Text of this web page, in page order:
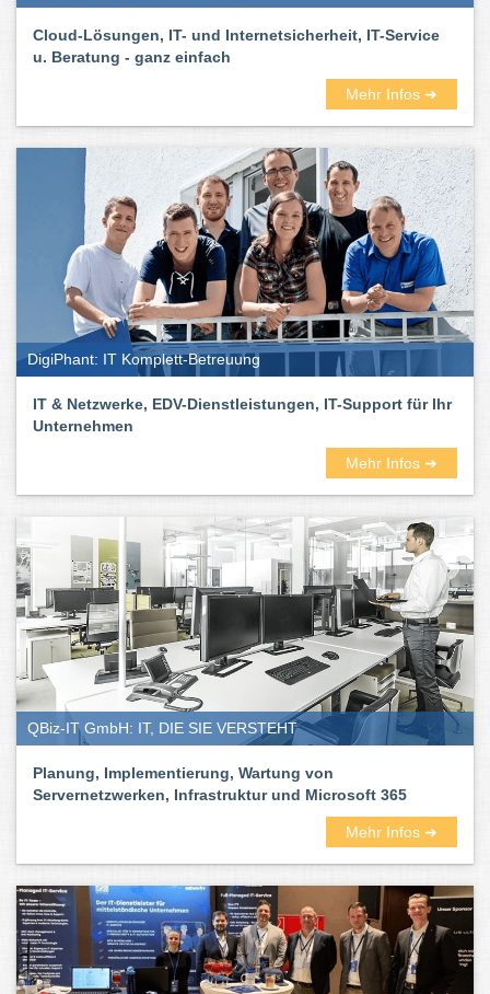
Cloud-Lösungen, IT- und Internetsicherheit, IT-Service
u. Beratung - ganz einfach
Mehr Infos ➜
DigiPhant: IT Komplett-Betreuung
IT & Netzwerke, EDV-Dienstleistungen, IT-Support für Ihr
Unternehmen
Mehr Infos ➜
QBiz-IT GmbH: IT, DIE SIE VERSTEHT
Planung, Implementierung, Wartung von
Servernetzwerken, Infrastruktur und Microsoft 365
Mehr Infos ➜